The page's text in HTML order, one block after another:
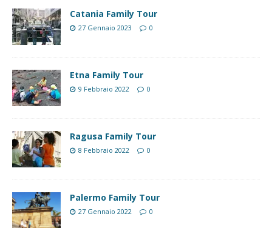
Catania Family Tour
27 Gennaio 2023 0
Etna Family Tour
9 Febbraio 2022 0
Ragusa Family Tour
8 Febbraio 2022 0
Palermo Family Tour
27 Gennaio 2022 0